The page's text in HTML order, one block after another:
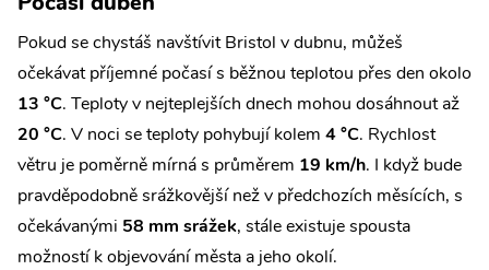
Pokud se chystáš navštívit Bristol v dubnu, můžeš
očekávat příjemné počasí s běžnou teplotou přes den okolo
13 °C. Teploty v nejteplejších dnech mohou dosáhnout až
20 °C. V noci se teploty pohybují kolem 4 °C. Rychlost
větru je poměrně mírná s průměrem 19 km/h. I když bude
pravděpodobně srážkovější než v předchozích měsících, s
očekávanými 58 mm srážek, stále existuje spousta
možností k objevování města a jeho okolí.